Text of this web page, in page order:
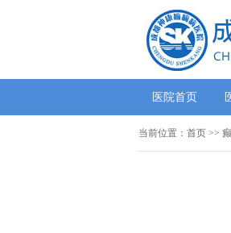
医院首页
当前位置： 首页 >>